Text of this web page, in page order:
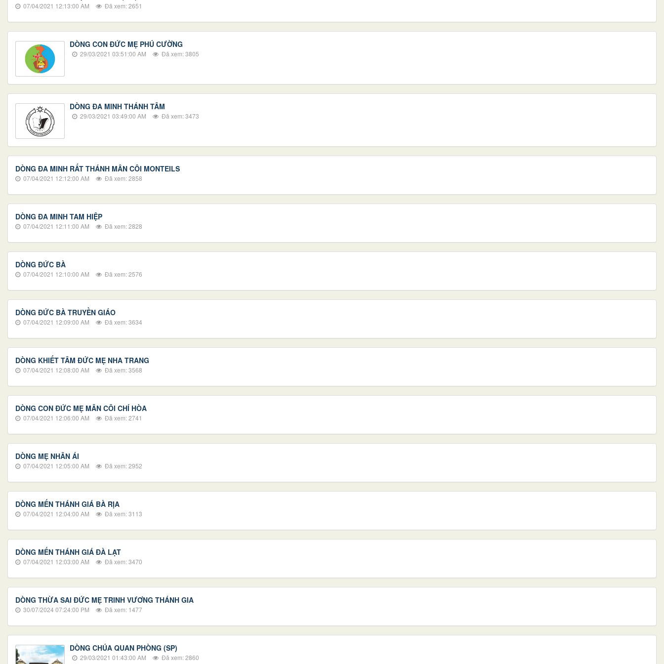
07/04/2021 12:13:00 AM Đã xem: 2651
DÒNG CON ĐỨC MẸ PHÚ CƯỜNG
29/03/2021 03:51:00 AM Đã xem: 3805
DÒNG ĐA MINH THÁNH TÂM
29/03/2021 03:49:00 AM Đã xem: 3473
DÒNG ĐA MINH RẤT THÁNH MÂN CÔI MONTEILS
07/04/2021 12:12:00 AM Đã xem: 2858
DÒNG ĐA MINH TAM HIỆP
07/04/2021 12:11:00 AM Đã xem: 2828
DÒNG ĐỨC BÀ
07/04/2021 12:10:00 AM Đã xem: 2576
DÒNG ĐỨC BÀ TRUYỀN GIÁO
07/04/2021 12:09:00 AM Đã xem: 3634
DÒNG KHIẾT TÂM ĐỨC MẸ NHA TRANG
07/04/2021 12:08:00 AM Đã xem: 3568
DÒNG CON ĐỨC MẸ MÂN CÔI CHÍ HÒA
07/04/2021 12:06:00 AM Đã xem: 2741
DÒNG MẸ NHÂN ÁI
07/04/2021 12:05:00 AM Đã xem: 2952
DÒNG MẾN THÁNH GIÁ BÀ RỊA
07/04/2021 12:04:00 AM Đã xem: 3113
DÒNG MẾN THÁNH GIÁ ĐÀ LẠT
07/04/2021 12:03:00 AM Đã xem: 3470
DÒNG THỪA SAI ĐỨC MẸ TRINH VƯƠNG THÁNH GIA
30/07/2024 07:24:00 PM Đã xem: 1477
DÒNG CHÚA QUAN PHÒNG (SP)
29/03/2021 01:43:00 AM Đã xem: 2860